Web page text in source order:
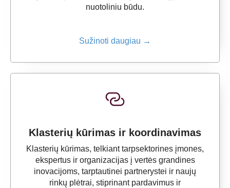
nuotoliniu būdu.
Sužinoti daugiau →
Klasterių kūrimas ir koordinavimas
Klasterių kūrimas, telkiant tarpsektorines įmones,
ekspertus ir organizacijas į vertės grandines
inovacijoms, tarptautinei partnerystei ir naujų
rinkų plėtrai, stiprinant pardavimus ir